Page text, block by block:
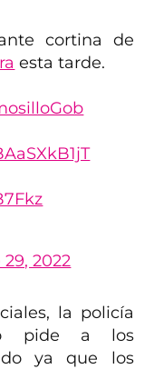
cortina de
esta tarde.
2022
la policía
pide a los
ya que los